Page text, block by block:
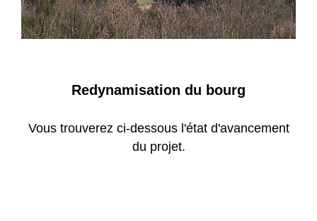
Redynamisation du bourg
Vous trouverez ci-dessous l'état d'avancement
du projet.